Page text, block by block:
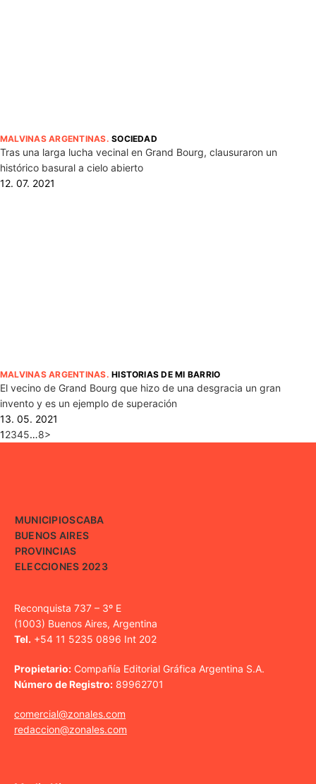
MALVINAS ARGENTINAS.SOCIEDAD
Tras una larga lucha vecinal en Grand Bourg, clausuraron un
histórico basural a cielo abierto
12. 07. 2021
MALVINAS ARGENTINAS.HISTORIAS DE MI BARRIO
El vecino de Grand Bourg que hizo de una desgracia un gran
invento y es un ejemplo de superación
13. 05. 2021
12345…8>
MUNICIPIOSCABA
BUENOS AIRES
PROVINCIAS
ELECCIONES 2023
Reconquista 737 – 3º E
(1003) Buenos Aires, Argentina
Tel. +54 11 5235 0896 Int 202
Propietario: Compañía Editorial Gráfica Argentina S.A.
Número de Registro: 89962701
comercial@zonales.com
redaccion@zonales.com